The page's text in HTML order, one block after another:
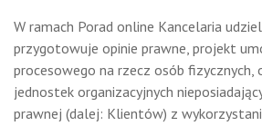
W ramach Porad online Kancelaria
przygotowuje opinie prawne, projekt
procesowego na rzecz osób fizycznych,
jednostek organizacyjnych
prawnej (dalej: Klientów) z